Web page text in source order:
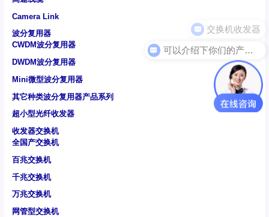
Camera Link
波分复用器
CWDM波分复用器
DWDM波分复用器
Mini微型波分复用器
其它种类波分复用器产品系列
超小型光纤收发器
收发器交换机
全国产交换机
百兆交换机
千兆交换机
万兆交换机
网管型交换机